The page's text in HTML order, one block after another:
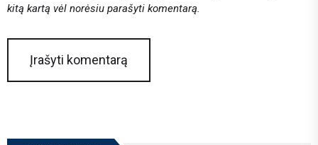
kitą kartą vėl norėsiu parašyti komentarą.